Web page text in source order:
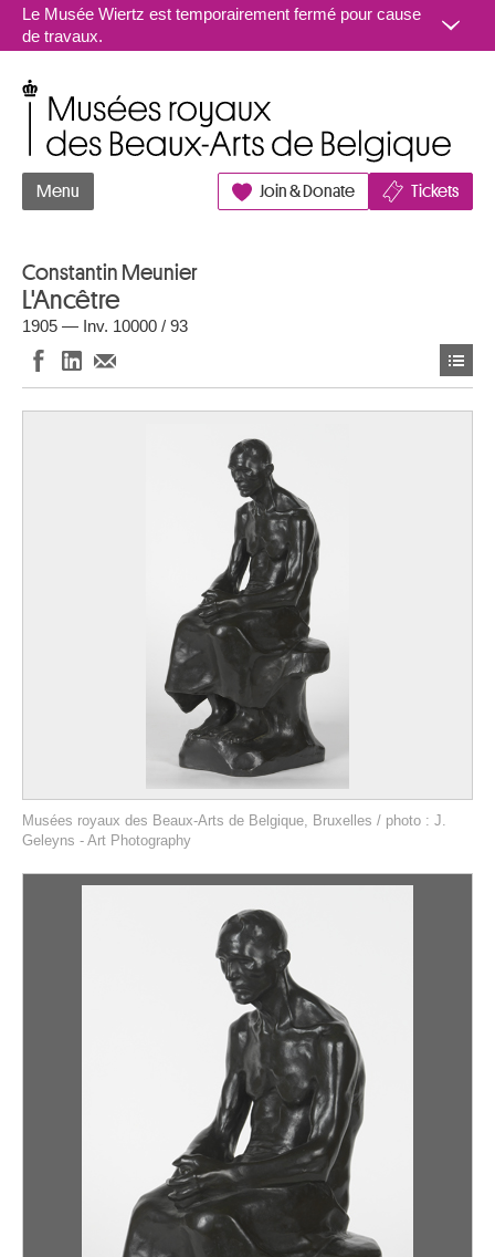
Aller au contenu
Le Musée Wiertz est temporairement fermé pour cause
de travaux.
Menu Join & Donate Tickets
Constantin Meunier
L'Ancêtre
1905 — Inv. 10000 / 93
Musées royaux des Beaux-Arts de Belgique, Bruxelles / photo : J.
Geleyns - Art Photography